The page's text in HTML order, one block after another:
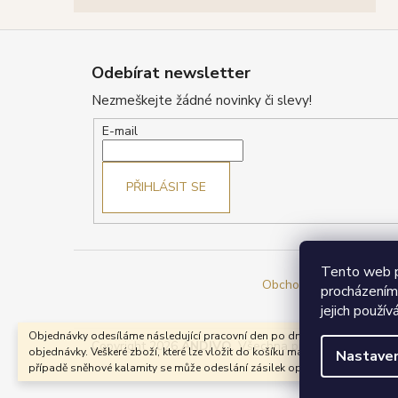
Tento web
jejich
Objednávky odesíláme následující pracovní den po dni přijetí Vaší
objednávky. Veškeré zboží, které lze vložit do košíku máme skladem. V
případě sněhové kalamity se může odeslání zásilek opozdit.
Odebírat newsletter
Nezmeškejte žádné novinky či slevy!
E-mail
PŘIHLÁSIT SE
Obchodní podmínky
Copyright 2026ANDIVO. Všechna práva vyhrazena.